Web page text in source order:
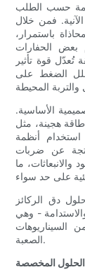
حسب الطلب
فمن خلال
باستمرار،
بعض الحفارات
قوة تأثير
الضغط على
الأساسية.
هجينة، مثل
استخدام أنظمة
عن ضربات
ما
دق الركائز
- وهي
السيناريوهات
الصعبة.
المخصصة